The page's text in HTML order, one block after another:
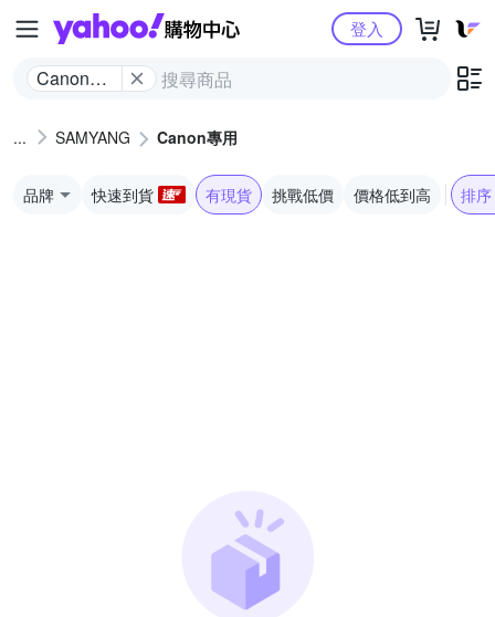
Yahoo購物中心
Canon專
登入
SAMYANG Canon專用
品牌 快速到貨 有現貨 挑戰低價 價格低到高 排序